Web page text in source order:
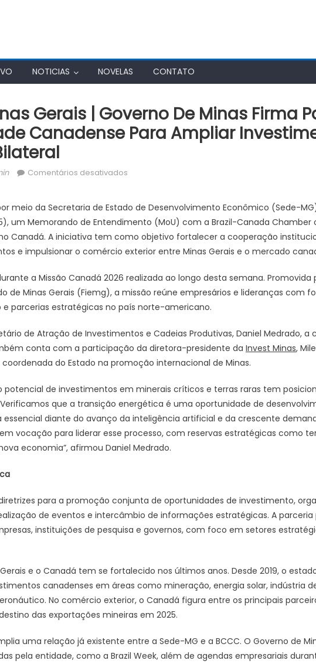
NOTICIAS NOVELAS CONTATO
Gerais | Governo De Minas Firma
Canadense Para Ampliar
Comentários desativados
Gerais
|
Governo
de
firma
parceria
com
canadense
para
ampliar
e
comércio
bilateral
meio da Secretaria de Estado de Desenvolvimento Econômico (Sede-
um Memorando de Entendimento (MoU) com a Brazil-Canada Chamber
Canadá. A iniciativa tem como objetivo fortalecer a cooperação
e impulsionar o comércio exterior entre Minas Gerais e o mercado
a Missão Canadá 2026 realizada ao longo desta semana. Promovida
de Minas Gerais (Fiemg), a missão reúne empresários e lideranças com
e parcerias estratégicas no país norte-americano.
de Atração de Investimentos e Cadeias Produtivas, Daniel Medrado, a
conta com a participação da diretora-presidente da Invest Minas,
do Estado na promoção internacional de Minas.
potencial de investimentos em minerais críticos e terras raras tem
que a transição energética é uma oportunidade de
diante do avanço da inteligência artificial e da crescente
vocação para liderar esse processo, com reservas estratégicas como
economia”, afirmou Daniel Medrado.
para a promoção conjunta de oportunidades de investimento,
de eventos e intercâmbio de informações estratégicas. A parceria
instituições de pesquisa e governos, com foco em setores
e o Canadá tem se fortalecido nos últimos anos. Desde 2019, o
canadenses em áreas como mineração, energia solar, indústria
No comércio exterior, o Canadá figura entre os principais
das exportações mineiras em 2025.
uma relação já existente entre a Sede-MG e a BCCC. O Governo de
pela entidade, como a Brazil Week, além de agendas empresariais